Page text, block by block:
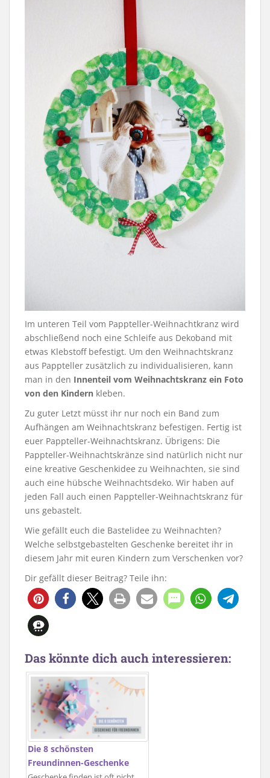
Im unteren Teil vom Pappteller-Weihnachtkranz wird
abschließend noch eine Schleife aus Dekoband mit
etwas Klebstoff befestigt. Um den Weihnachtskranz
aus Pappteller zusätzlich zu individualisieren, kann
man in den Innenteil vom Weihnachtskranz ein Foto
von den Kindern kleben.
Zu guter Letzt müsst ihr nur noch ein Band zum
Aufhängen am Weihnachtskranz befestigen. Fertig ist
euer Pappteller-Weihnachtskranz. Übrigens: Die
Pappteller-Weihnachtskränze sind natürlich nicht nur
eine kreative Geschenkidee zu Weihnachten, sie sind
auch eine hübsche Weihnachtsdeko. Wir haben auf
jeden Fall auch einen Pappteller-Weihnachtskranz für
uns gebastelt.
Wie gefällt euch die Bastelidee zu Weihnachten?
Welche selbstgebastelten Geschenke bereitet ihr in
diesem Jahr mit euren Kindern zum Verschenken vor?
Dir gefällt dieser Beitrag? Teile ihn:
7966
Das könnte dich auch interessieren:
Die 8 schönsten
Freundinnen-Geschenke